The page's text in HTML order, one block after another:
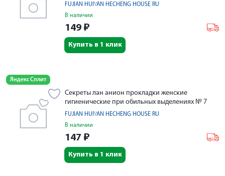
FUJIAN HUI\'AN HECHENG HOUSE RU
В наличии
149 ₽
Купить в 1 клик
Яндекс Сплит
Секреты лан анион прокладки женские
гигиенические при обильных выделениях № 7
FUJIAN HUI\'AN HECHENG HOUSE RU
В наличии
147 ₽
Купить в 1 клик